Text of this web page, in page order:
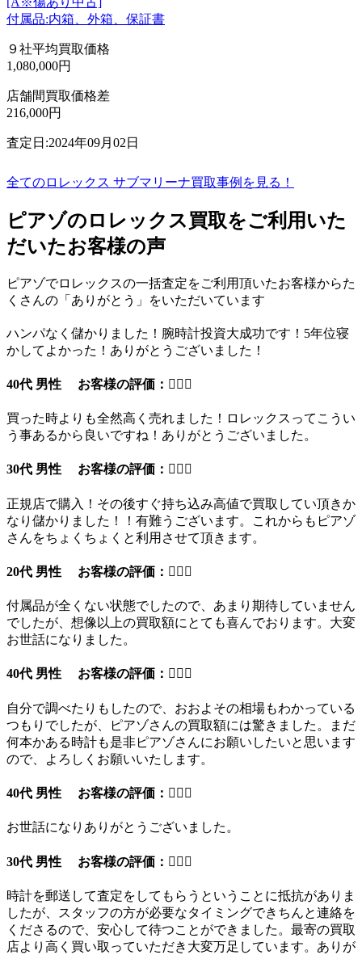
付属品:内箱、外箱、保証書
９社平均買取価格
1,080,000円
店舗間買取価格差
216,000円
査定日:2024年09月02日
全てのロレックス サブマリーナ買取事例を見る！
ピアゾのロレックス買取をご利用いた
だいたお客様の声
ピアゾでロレックスの一括査定をご利用頂いたお客様からた
くさんの「ありがとう」をいただいています
ハンパなく儲かりました！腕時計投資大成功です！5年位寝
かしてよかった！ありがとうございました！
40代 男性 お客様の評価：
買った時よりも全然高く売れました！ロレックスってこうい
う事あるから良いですね！ありがとうございました。
30代 男性 お客様の評価：
正規店で購入！その後すぐ持ち込み高値で買取してい頂きか
なり儲かりました！！有難うございます。これからもピアゾ
さんをちょくちょくと利用させて頂きます。
20代 男性 お客様の評価：
付属品が全くない状態でしたので、あまり期待していません
でしたが、想像以上の買取額にとても喜んでおります。大変
お世話になりました。
40代 男性 お客様の評価：
自分で調べたりもしたので、おおよその相場もわかっている
つもりでしたが、ピアゾさんの買取額には驚きました。まだ
何本かある時計も是非ピアゾさんにお願いしたいと思います
ので、よろしくお願いいたします。
40代 男性 お客様の評価：
お世話になりありがとうございました。
30代 男性 お客様の評価：
時計を郵送して査定をしてもらうということに抵抗がありま
したが、スタッフの方が必要なタイミングできちんと連絡を
くださるので、安心して待つことができました。最寄の買取
店より高く買い取っていただき大変万足しています。ありが